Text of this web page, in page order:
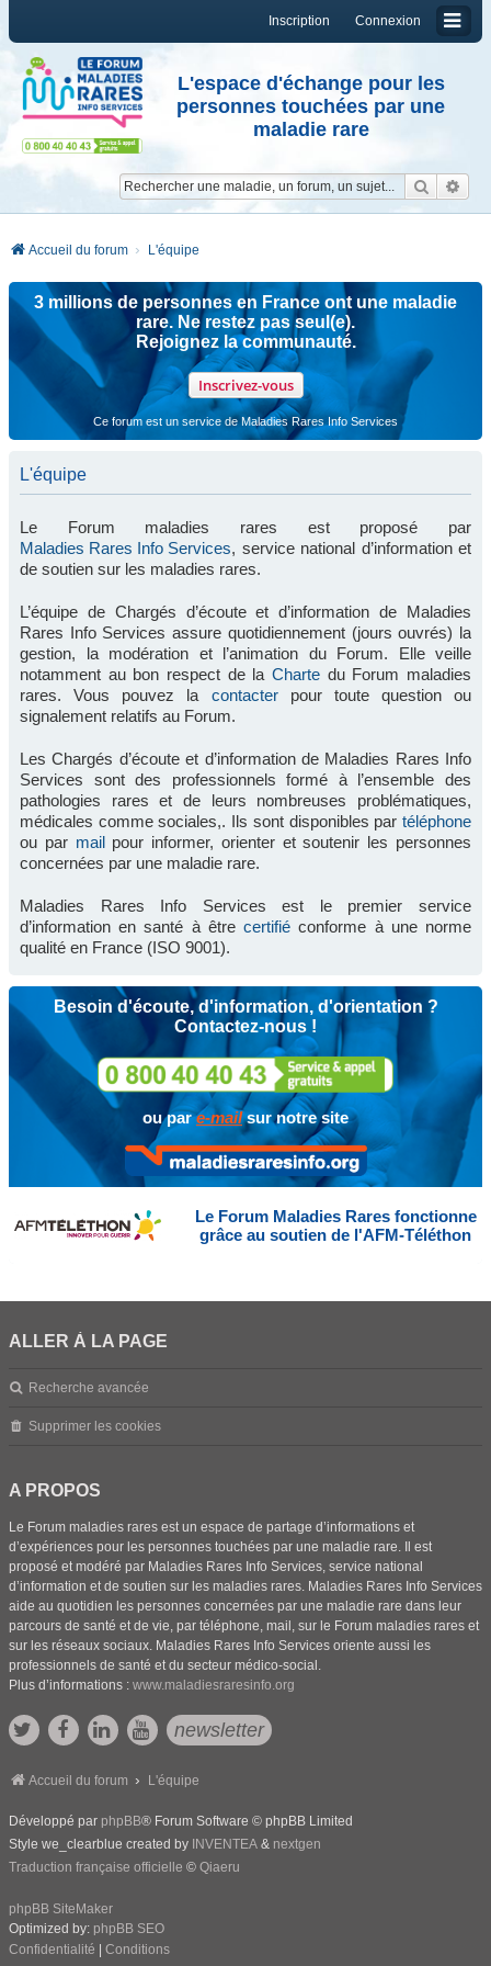
Connexion
Inscription
L'espace d'échange pour les
personnes touchées par une
maladie rare
Accueil du forum L'équipe
3 millions de personnes en France ont une maladie
rare. Ne restez pas seul(e).
Rejoignez la communauté.
Inscrivez-vous
Ce forum est un service de Maladies Rares Info Services
L'équipe
Le Forum maladies rares est proposé par
Maladies Rares Info Services, service national d’information et
de soutien sur les maladies rares.
L’équipe de Chargés d’écoute et d’information de Maladies
Rares Info Services assure quotidiennement (jours ouvrés) la
gestion, la modération et l’animation du Forum. Elle veille
notamment au bon respect de la Charte du Forum maladies
rares. Vous pouvez la contacterpour toute question ou
signalement relatifs au Forum.
Les Chargés d’écoute et d’information de Maladies Rares Info
Services sont des professionnels formé à l’ensemble des
pathologies rares et de leurs nombreuses problématiques,
médicales comme sociales,. Ils sont disponibles par téléphone
ou par mailpour informer, orienter et soutenir les personnes
concernées par une maladie rare.
Maladies Rares Info Services est le premier service
d’information en santé à êtrecertifié conforme à une norme
qualité en France (ISO 9001).
Besoin d'écoute, d'information, d'orientation ?
Contactez-nous !
ou pare-mailsur notre site
Le Forum Maladies Rares fonctionne
grâce au soutien de l'AFM-Téléthon
ALLER À LA PAGE
Recherche avancée
Supprimer les cookies
A PROPOS
Le Forum maladies rares est un espace de partage d’informations et
d’expériences pour les personnes touchées par une maladie rare. Il est
proposé et modéré par Maladies Rares Info Services, service national
d’information et de soutien sur les maladies rares. Maladies Rares Info Services
aide au quotidien les personnes concernées par une maladie rare dans leur
parcours de santé et de vie, par téléphone, mail, sur le Forum maladies rares et
sur les réseaux sociaux. Maladies Rares Info Services oriente aussi les
professionnels de santé et du secteur médico-social.
Plus d’informations : www.maladiesraresinfo.org
newsletter
Accueil du forum L'équipe
Développé par phpBB® Forum Software © phpBB Limited
Style we_clearblue created by INVENTEA & nextgen
Traduction française officielle © Qiaeru
phpBB SiteMaker
Optimized by: phpBB SEO
Confidentialité
Conditions